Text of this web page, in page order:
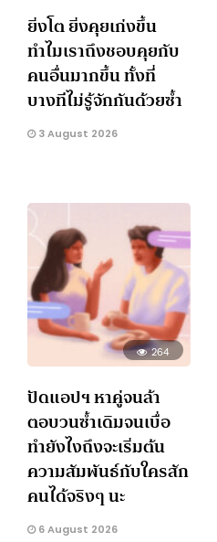
ยิ่งโต ยิ่งคุยเก่งขึ้น
ทำไมเราถึงชอบคุยกับ
คนอื่นมากขึ้น ทั้งที่
บางทีไม่รู้จักกันด้วยซ้ำ
3 August 2026
264
ปัดแอปฯ หาคู่จนล้า
ตอบวนซ้ำเดิมจนเบื่อ
ทำยังไงถึงจะเริ่มต้น
ความสัมพันธ์กับใครสัก
คนได้จริงๆ นะ
6 August 2026